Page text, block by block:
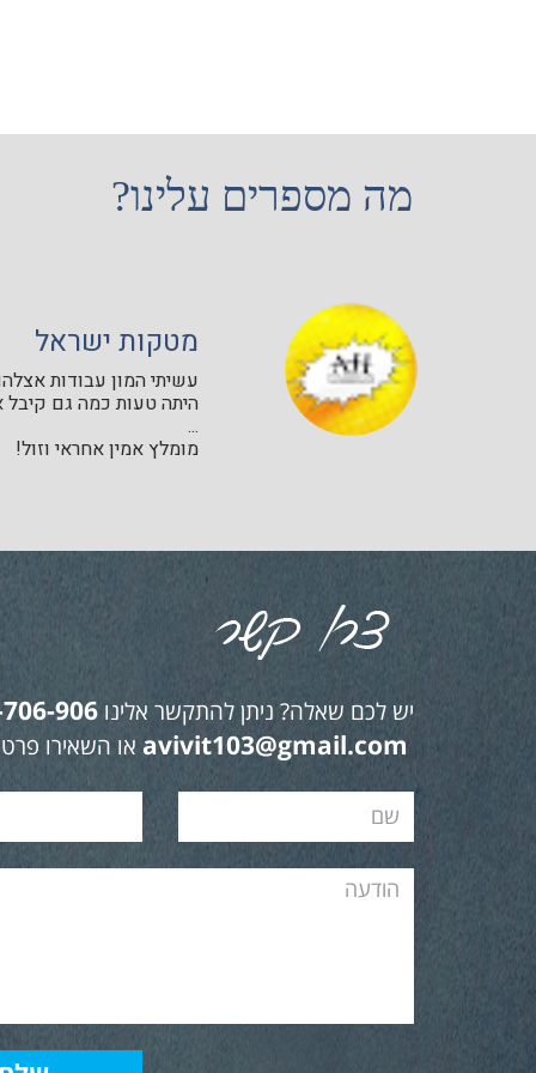
מה מספרים עלינו?
מטקות ישראל
עשיתי המון עבודות
היתה טעות כמה גם קיבל
...
מומלץ אמין אחראי וזול!
יש לכם שאלה? ניתן להתקשר אלינו 906
avivit103@gmail.com או השאירו